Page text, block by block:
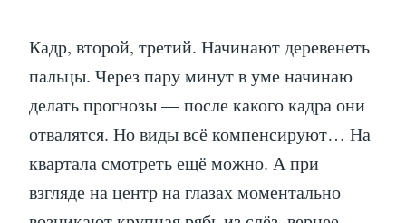
Кадр, второй, третий. Начинают деревенеть
пальцы. Через пару минут в уме начинаю
делать прогнозы — после какого кадра они
отвалятся. Но виды всё компенсируют… На
квартала смотреть ещё можно. А при
взгляде на центр на глазах моментально